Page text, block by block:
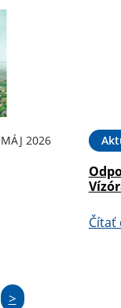
2026
Čítať
>